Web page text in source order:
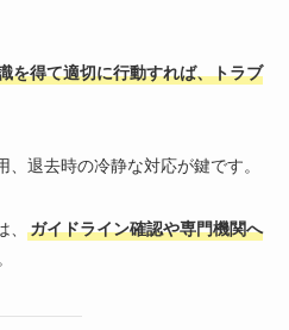
を得て適切に行動すれば、トラブ
退去時の冷静な対応が鍵です。
ガイドライン確認や専門機関へ